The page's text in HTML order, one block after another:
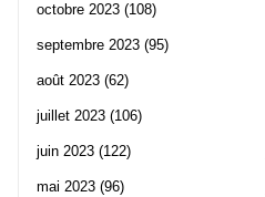
octobre 2023 (108)
septembre 2023 (95)
août 2023 (62)
juillet 2023 (106)
juin 2023 (122)
mai 2023 (96)